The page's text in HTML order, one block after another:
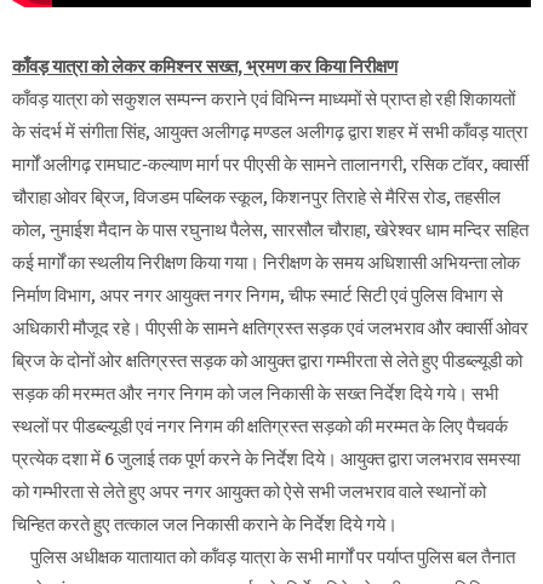
काँवड़ यात्रा को लेकर कमिश्नर सख्त, भ्रमण कर किया निरीक्षण
काँवड़ यात्रा को सकुशल सम्पन्न कराने एवं विभिन्न माध्यमों से प्राप्त हो रही शिकायतों
के संदर्भ में संगीता सिंह, आयुक्त अलीगढ़ मण्डल अलीगढ़ द्वारा शहर में सभी काँवड़ यात्रा
मार्गों अलीगढ़ रामघाट-कल्याण मार्ग पर पीएसी के सामने तालानगरी, रसिक टॉवर, क्वार्सी
चौराहा ओवर ब्रिज, विजडम पब्लिक स्कूल, किशनपुर तिराहे से मैरिस रोड, तहसील
कोल, नुमाईश मैदान के पास रघुनाथ पैलेस, सारसौल चौराहा, खेरेश्वर धाम मन्दिर सहित
कई मार्गों का स्थलीय निरीक्षण किया गया। निरीक्षण के समय अधिशासी अभियन्ता लोक
निर्माण विभाग, अपर नगर आयुक्त नगर निगम, चीफ स्मार्ट सिटी एवं पुलिस विभाग से
अधिकारी मौजूद रहे। पीएसी के सामने क्षतिग्रस्त सड़क एवं जलभराव और क्वार्सी ओवर
ब्रिज के दोनों ओर क्षतिग्रस्त सड़क को आयुक्त द्वारा गम्भीरता से लेते हुए पीडब्ल्यूडी को
सड़क की मरम्मत और नगर निगम को जल निकासी के सख्त निर्देश दिये गये। सभी
स्थलों पर पीडब्ल्यूडी एवं नगर निगम की क्षतिग्रस्त सड़को की मरम्मत के लिए पैचवर्क
प्रत्येक दशा में 6 जुलाई तक पूर्ण करने के निर्देश दिये। आयुक्त द्वारा जलभराव समस्या
को गम्भीरता से लेते हुए अपर नगर आयुक्त को ऐसे सभी जलभराव वाले स्थानों को
चिन्हित करते हुए तत्काल जल निकासी कराने के निर्देश दिये गये।
पुलिस अधीक्षक यातायात को कॉंवड़ यात्रा के सभी मार्गों पर पर्याप्त पुलिस बल तैनात